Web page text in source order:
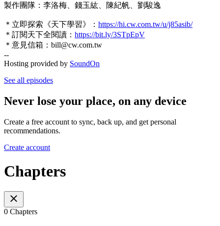
製作團隊：李洛梅、錢玉紘、陳紀帆、劉駿逸
＊立即探索《天下學習》： https://hi.cw.com.tw/u/j85asib/
＊訂閱天下全閱讀： https://bit.ly/3STpEpV
＊意見信箱：bill@cw.com.tw
--
Hosting provided by SoundOn
See all episodes
Never lose your place, on any device
Create a free account to sync, back up, and get personal
recommendations.
Create account
Chapters
0 Chapters